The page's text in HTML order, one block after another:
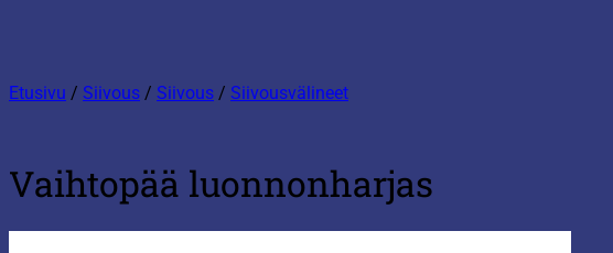
Etusivu / Siivous / Siivous / Siivousvälineet
Vaihtopää luonnonharjas